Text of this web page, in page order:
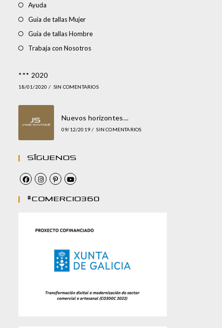
Ayuda
Guía de tallas Mujer
Guía de tallas Hombre
Trabaja con Nosotros
*** 2020
18/01/2020 / SIN COMENTARIOS
Nuevos horizontes…
09/12/2019 / SIN COMENTARIOS
Síguenos
#comercio360